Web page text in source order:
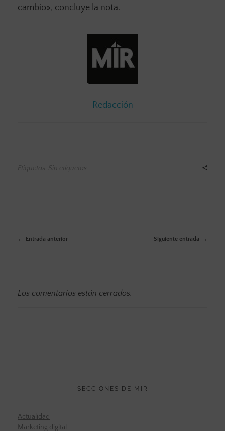
cambio», concluye la nota.
Redacción
Etiquetas: Sin etiquetas
Entrada anterior Siguiente entrada
Los comentarios están cerrados.
SECCIONES DE MIR
Actualidad
Marketing digital